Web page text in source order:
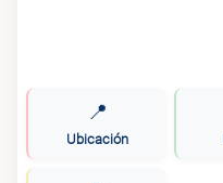
📍
Ubicación